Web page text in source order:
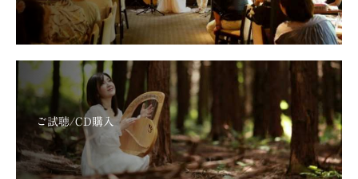
ご試聴/CD購入